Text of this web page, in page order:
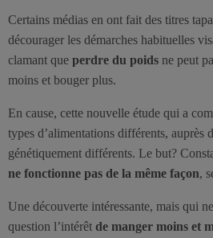
Certains médias en ont fait des titres
décourager les démarches habituelles
clamant que perdre du poids ne peut
moins et bouger plus.
En cause, cette nouvelle étude qui a
types d’alimentations différents, auprès
génétiquement différents. Le but?
ne fonctionne pas de la même façon,
Une découverte intéressante, mais qui
question l’intérêt de manger moins et